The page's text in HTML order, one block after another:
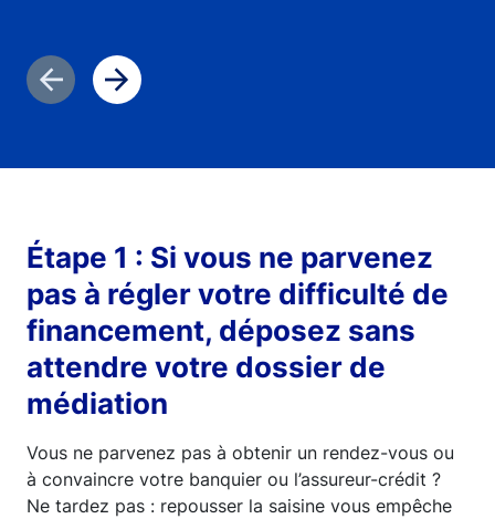
Diapositive précédente
Diapositive suivante
Étape 1 : Si vous ne parvenez
pas à régler votre difficulté de
financement, déposez sans
attendre votre dossier de
médiation
Vous ne parvenez pas à obtenir un rendez-vous ou
à convaincre votre banquier ou l’assureur-crédit ?
Ne tardez pas : repousser la saisine vous empêche